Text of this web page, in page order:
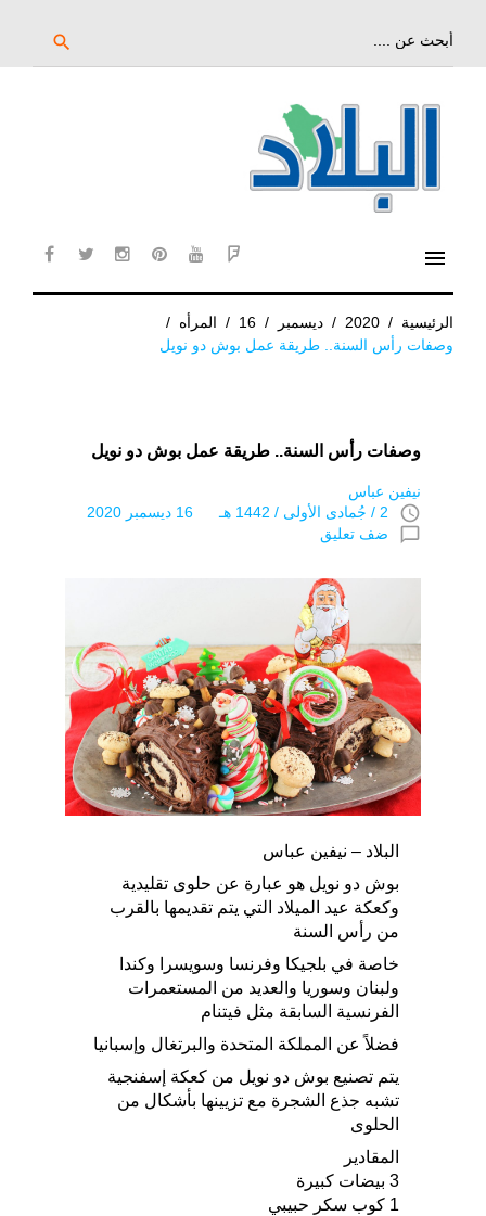
search
menu
الرئيسية /
2020
/ ديسمبر /
16
/ المرأه /
وصفات رأس السنة.. طريقة عمل بوش دو نويل
وصفات رأس السنة.. طريقة عمل بوش دو نويل
نيفين عباس
access_time 2 / جُمادى اﻷولى / 1442 هـ 16 ديسمبر 2020
chat_bubble_outline ضف تعليق
البلاد – نيفين عباس
بوش دو نويل هو عبارة عن حلوى تقليدية
وكعكة عيد الميلاد التي يتم تقديمها بالقرب
من رأس السنة
خاصة في بلجيكا وفرنسا وسويسرا وكندا
ولبنان وسوريا والعديد من المستعمرات
الفرنسية السابقة مثل فيتنام
فضلاً عن المملكة المتحدة والبرتغال وإسبانيا
يتم تصنيع بوش دو نويل من كعكة إسفنجية
تشبه جذع الشجرة مع تزيينها بأشكال من
الحلوى
المقادير
3 بيضات كبيرة
1 كوب سكر حبيبي